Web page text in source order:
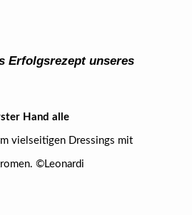
Erfolgsrezept unseres
Hand alle
vielseitigen Dressings mit
©Leonardi